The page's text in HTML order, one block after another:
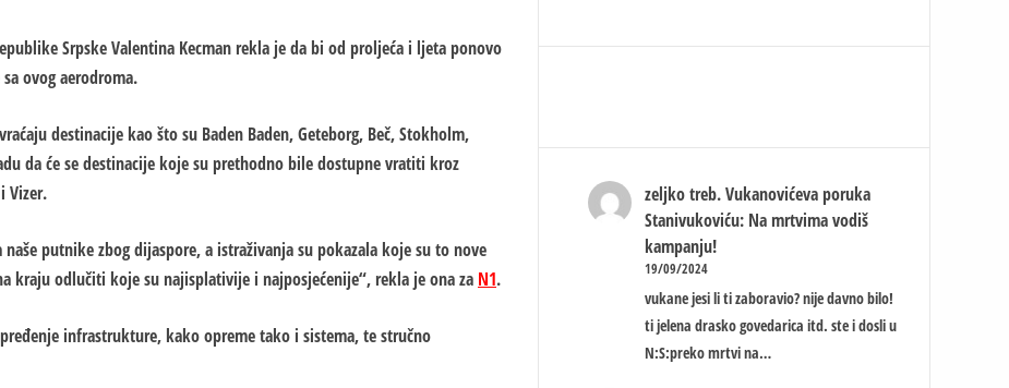
Srpske Valentina Kecman rekla je da bi od proljeća i ljeta ponovo
ovog aerodroma.
destinacije kao što su Baden Baden, Geteborg, Beč, Stokholm,
da će se destinacije koje su prethodno bile dostupne vratiti kroz
Vizer.
putnike zbog dijaspore, a istraživanja su pokazala koje su to nove
kraju odlučiti koje su najisplativije i najposjećenije“, rekla je ona za N1.
infrastrukture, kako opreme tako i sistema, te stručno
zeljko treb. Vukanovićeva poruka
Stanivukoviću: Na mrtvima vodiš
kampanju!
19/09/2024
vukane jesi li ti zaboravio? nije davno bilo!
ti jelena drasko govedarica itd. ste i dosli u
N:S:preko mrtvi na…